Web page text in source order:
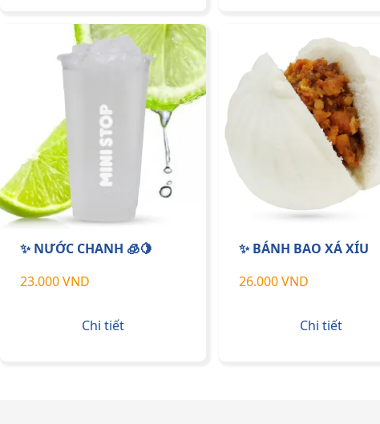
✨ NƯỚC CHANH 🧊🍋
23.000 VND
Chi tiết
✨ BÁNH BAO XÁ XÍU
26.000 VND
Chi tiết